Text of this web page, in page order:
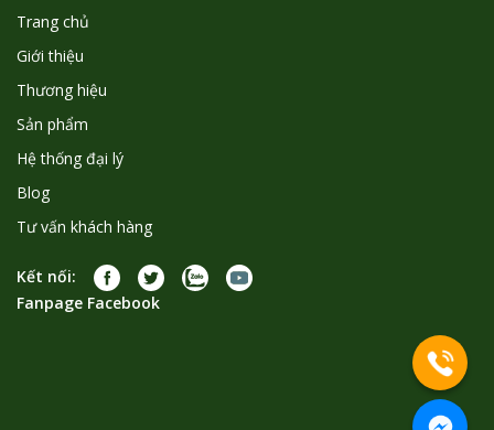
Trang chủ
Giới thiệu
Thương hiệu
Sản phẩm
Hệ thống đại lý
Blog
Tư vấn khách hàng
Kết nối:
Fanpage Facebook